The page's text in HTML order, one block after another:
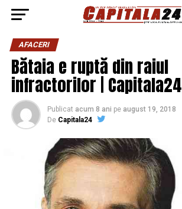
AFACERI
Bătaia e ruptă din raiul
infractorilor | Capitala24
Publicat acum 8 ani pe august 19, 2018
De Capitala24